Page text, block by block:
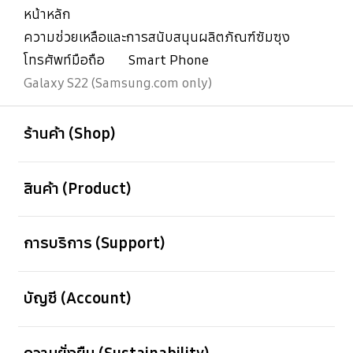
หน้าหลัก
ความช่วยเหลือและการสนับสนุนผลิตภัณฑ์ซัมซุง
โทรศัพท์มือถือ
Smart Phone
Galaxy S22 (Samsung.com only)
ร้านค้า (Shop)
สินค้า (Product)
การบริการ (Support)
บัญชี (Account)